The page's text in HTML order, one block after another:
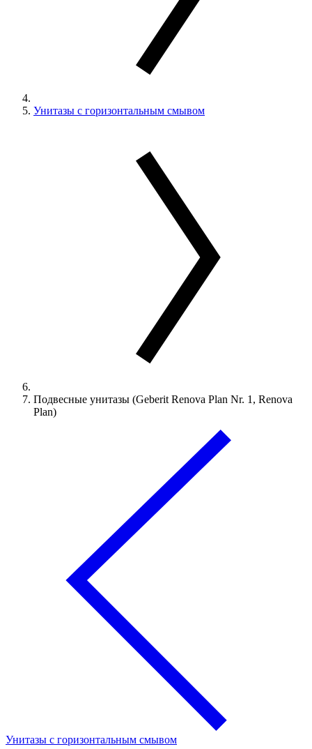
Унитазы с горизонтальным смывом
Подвесные унитазы (Geberit Renova Plan Nr. 1, Renova
Plan)
Унитазы с горизонтальным смывом